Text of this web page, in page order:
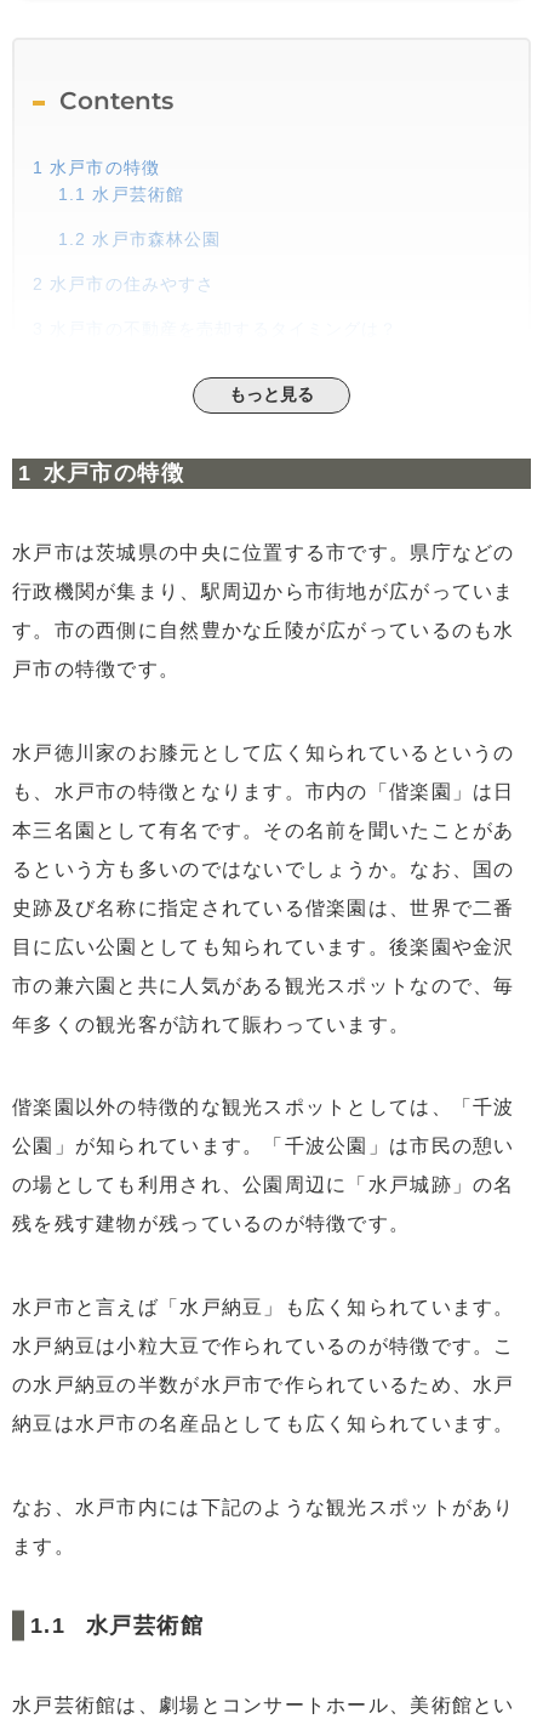
Contents
1
水戸市の特徴
1.1
水戸芸術館
1.2 水戸市森林公園
2 水戸市の住みやすさ
水戸市の中古不動産相場
水戸市でリースバックをする際の注意点
6まとめ
もっと見る
水戸市の特徴
水戸市は茨城県の中央に位置する市です。県庁などの
行政機関が集まり、駅周辺から市街地が広がっていま
す。市の西側に自然豊かな丘陵が広がっているのも水
戸市の特徴です。
水戸徳川家のお膝元として広く知られているというの
も、水戸市の特徴となります。市内の「偕楽園」は日
本三名園として有名です。その名前を聞いたことがあ
るという方も多いのではないでしょうか。なお、国の
史跡及び名称に指定されている偕楽園は、世界で二番
目に広い公園としても知られています。後楽園や金沢
市の兼六園と共に人気がある観光スポットなので、毎
年多くの観光客が訪れて賑わっています。
偕楽園以外の特徴的な観光スポットとしては、「千波
公園」が知られています。「千波公園」は市民の憩い
の場としても利用され、公園周辺に「水戸城跡」の名
残を残す建物が残っているのが特徴です。
水戸市と言えば「水戸納豆」も広く知られています。
水戸納豆は小粒大豆で作られているのが特徴です。こ
の水戸納豆の半数が水戸市で作られているため、水戸
納豆は水戸市の名産品としても広く知られています。
なお、水戸市内には下記のような観光スポットがあり
ます。
水戸芸術館
水戸芸術館は、劇場とコンサートホール、美術館とい